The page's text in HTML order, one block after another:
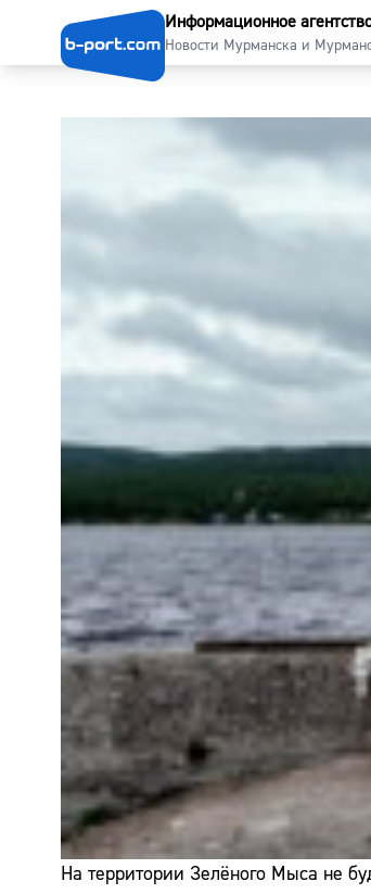
Информационное
Новости Мурманска и
На территории Зелёного Мыса не